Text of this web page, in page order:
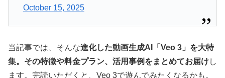
October 15, 2025
当記事では、そんな進化した動画生成AI「Veo 3」を大特
集。その特徴や料金プラン、活用事例をまとめてお届けし
ます。完読いただくと、Veo 3で遊んでみたくなるかも。